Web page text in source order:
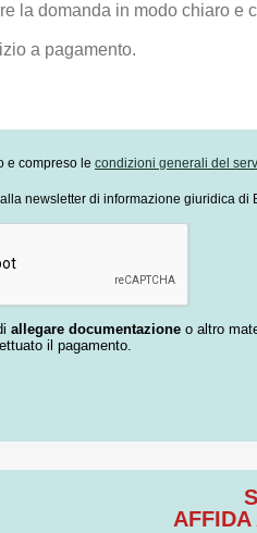
e compreso le condizioni generali del
newsletter di informazione giuridica di
allegare documentazione o altro
il pagamento.
AFFIDA